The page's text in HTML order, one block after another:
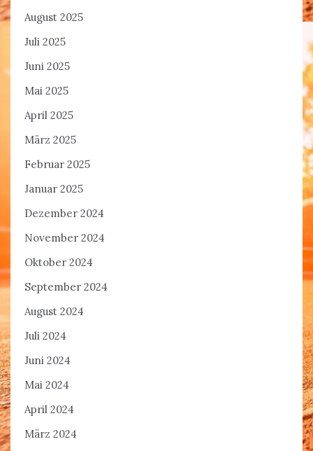
August 2025
Juli 2025
Juni 2025
Mai 2025
April 2025
März 2025
Februar 2025
Januar 2025
Dezember 2024
November 2024
Oktober 2024
September 2024
August 2024
Juli 2024
Juni 2024
Mai 2024
April 2024
März 2024